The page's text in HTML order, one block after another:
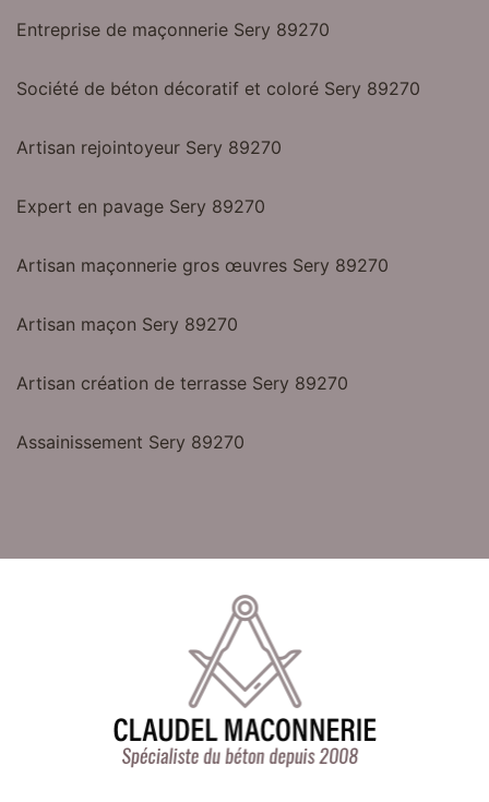
Entreprise de maçonnerie Sery 89270
Société de béton décoratif et coloré Sery 89270
Artisan rejointoyeur Sery 89270
Expert en pavage Sery 89270
Artisan maçonnerie gros œuvres Sery 89270
Artisan maçon Sery 89270
Artisan création de terrasse Sery 89270
Assainissement Sery 89270